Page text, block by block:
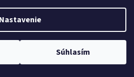
Nastavenie
Súhlasím
€24,34